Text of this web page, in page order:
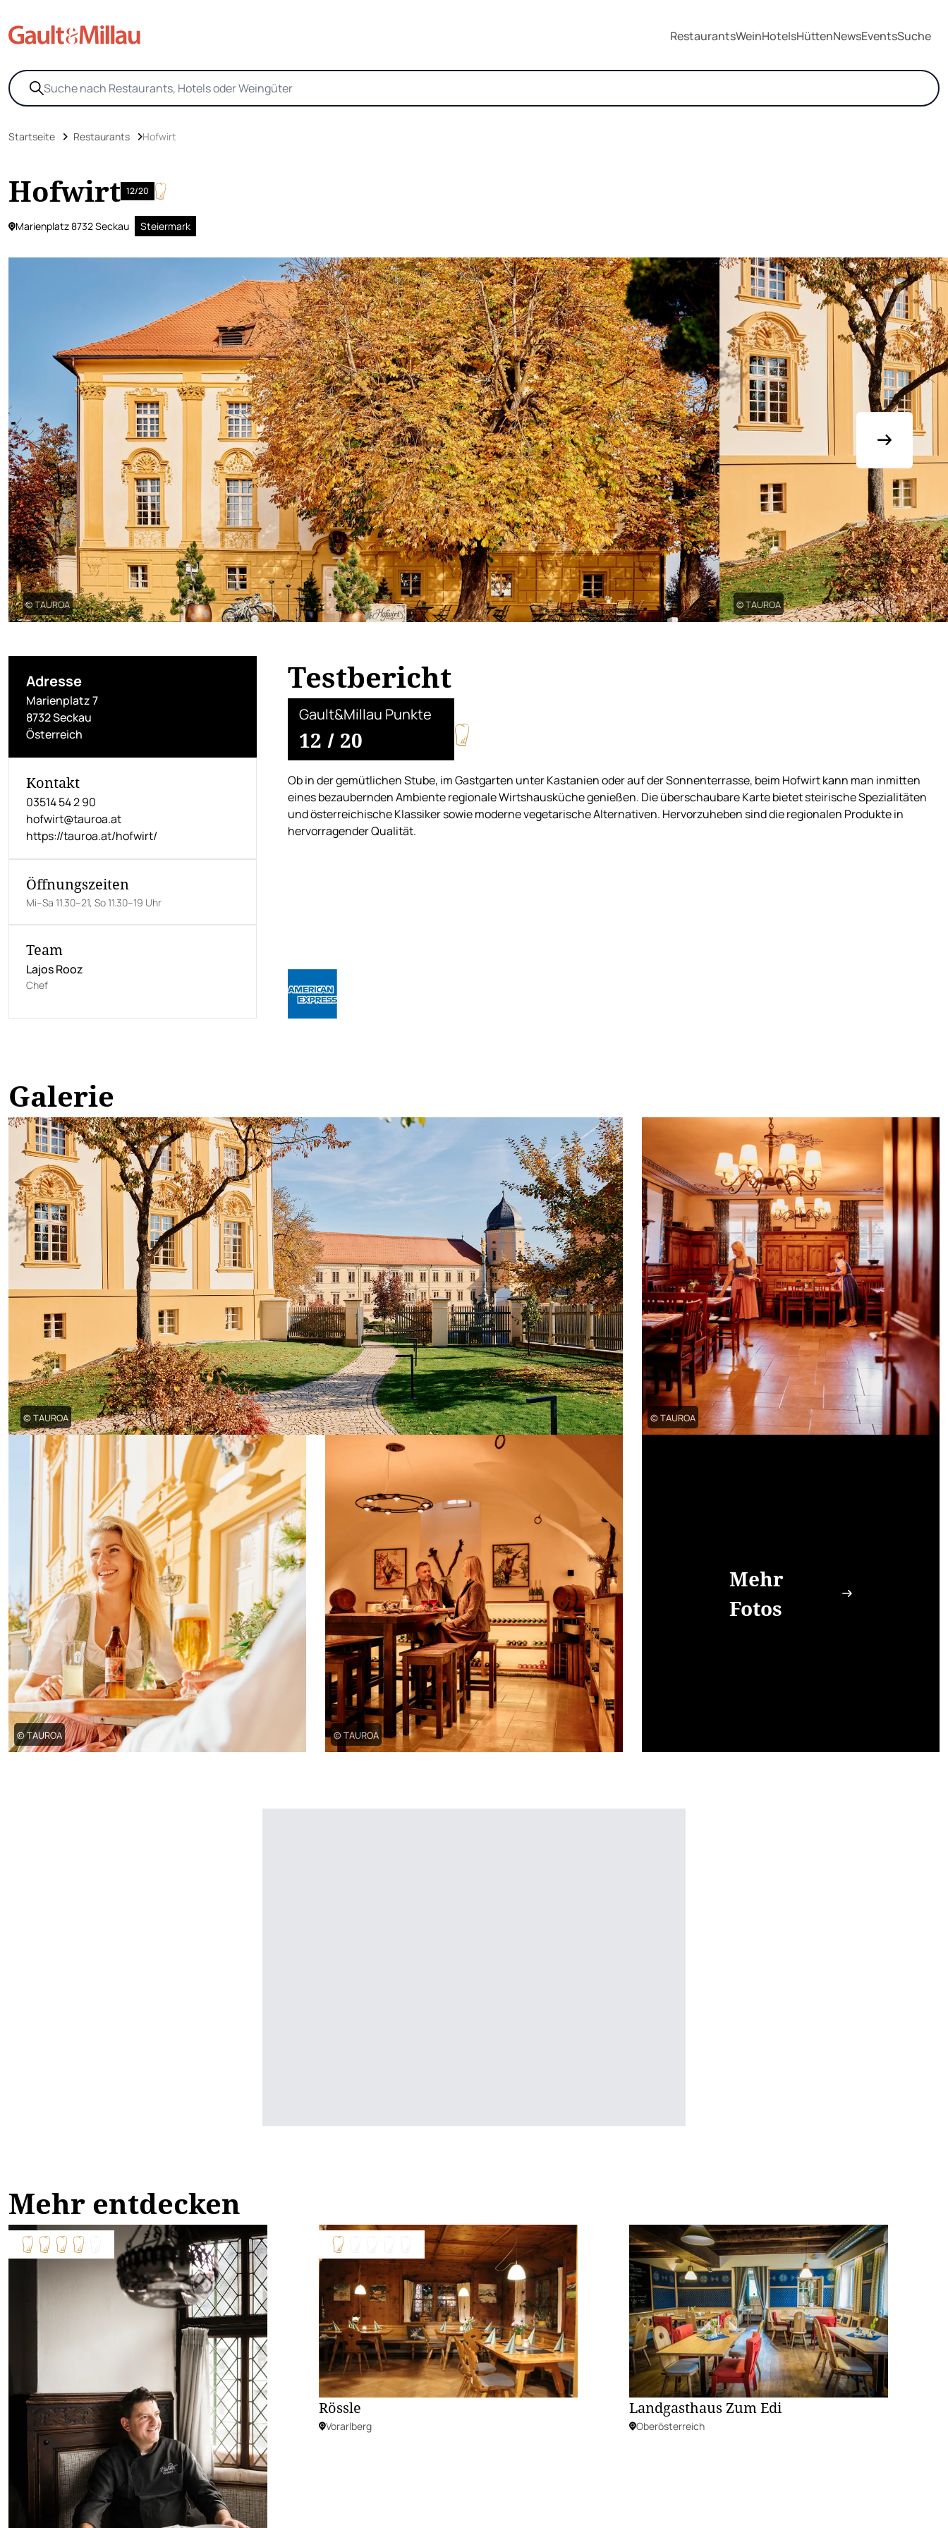
RestaurantsWeinHotelsHüttenNewsEventsSuche
Startseite Restaurants Hofwirt
Hofwirt 12/20
Marienplatz 8732 Seckau Steiermark
© TAUROA © TAUROA
Adresse
Marienplatz 7
8732 Seckau
Österreich
Kontakt
03514 54 2 90
hofwirt@tauroa.at
https://tauroa.at/hofwirt/
Öffnungszeiten
Mi–Sa 11.30–21, So 11.30–19 Uhr
Team
Lajos Rooz
Chef
Testbericht
Gault&Millau Punkte
12 / 20
Ob in der gemütlichen Stube, im Gastgarten unter Kastanien oder auf der Sonnenterrasse, beim Hofwirt kann man inmitten
eines bezaubernden Ambiente regionale Wirtshausküche genießen. Die überschaubare Karte bietet steirische Spezialitäten
und österreichische Klassiker sowie moderne vegetarische Alternativen. Hervorzuheben sind die regionalen Produkte in
hervorragender Qualität.
Galerie
© TAUROA © TAUROA
© TAUROA © TAUROA
Mehr
Fotos
Mehr entdecken
Rössle
Vorarlberg
Landgasthaus Zum Edi
Oberösterreich